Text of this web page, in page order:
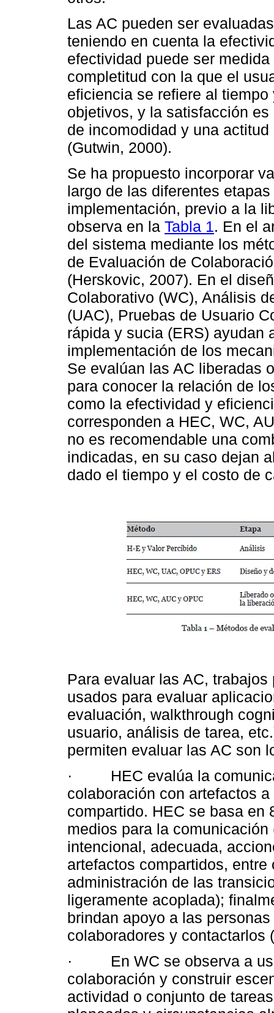
Las AC pueden ser
teniendo en cuenta la
efectividad puede ser
completitud con la que el
eficiencia se refiere al
objetivos, y la satisfacción
de incomodidad y una
(Gutwin, 2000).
Se ha propuesto incorporar
largo de las diferentes
implementación, previo a la
observa en la Tabla 1. En el
del sistema mediante los
de Evaluación de
(Herskovic, 2007). En el
Colaborativo (WC), Análisis
(UAC), Pruebas de Usuario
rápida y sucia (ERS) ayudan
implementación de los
Se evalúan las AC liberadas
para conocer la relación de
como la efectividad y
corresponden a HEC, WC,
no es recomendable una
indicadas, en su caso dejan
dado el tiempo y el costo de
Para evaluar las AC,
usados para evaluar
evaluación, walkthrough
usuario, análisis de tarea,
permiten evaluar las AC son
· HEC evalúa la
colaboración con artefactos
compartido. HEC se basa en
medios para la
intencional, adecuada,
artefactos compartidos,
administración de las
ligeramente acoplada);
brindan apoyo a las
colaboradores y contactarlos
· En WC se observa a
colaboración y construir
actividad o conjunto de